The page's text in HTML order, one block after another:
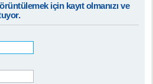
için kayıt olmanızı ve